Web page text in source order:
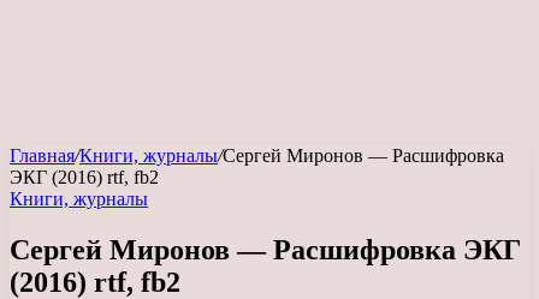
Главная/Книги, журналы/Сергей Миронов — Расшифровка
ЭКГ (2016) rtf, fb2
Книги, журналы
Сергей Миронов — Расшифровка ЭКГ
(2016) rtf, fb2